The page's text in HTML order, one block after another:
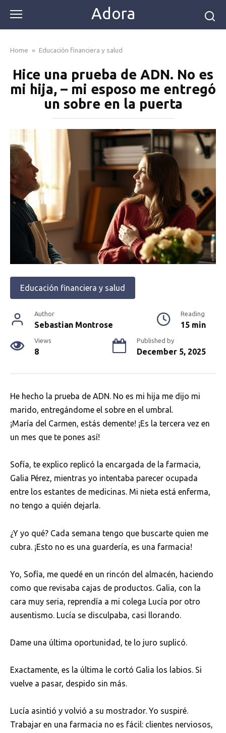
content
Adora
Home » Educación financiera y salud
Hice una prueba de ADN. No es
mi hija, – mi esposo me entregó
un sobre en la puerta
Educación financiera y salud
Author
Sebastian Montrose
Reading
15 min
Views
8
Published by
December 5, 2025
He hecho la prueba de ADN. No es mi hija me dijo mi
marido, entregándome el sobre en el umbral.
¡María del Carmen, estás demente! ¡Es la tercera vez en
un mes que te pones así!
Sofía, te explico replicó la encargada de la farmacia,
Galia Pérez, mientras yo intentaba parecer ocupada
entre los estantes de medicinas. Mi nieta está enferma,
no tengo a quién dejarla.
¿Y yo qué? Cada semana tengo que buscarte quien me
cubra. ¡Esto no es una guardería, es una farmacia!
Yo, Sofía, me quedé en un rincón del almacén, haciendo
como que revisaba cajas de productos. Galia, con la
cara muy seria, reprendía a mi colega Lucía por otro
ausentismo. Lucía se disculpaba, casi llorando.
Dame una última oportunidad, te lo juro suplicó.
Exactamente, es la última le cortó Galia los labios. Si
vuelve a pasar, despido sin más.
Lucía asintió y volvió a su mostrador. Yo suspiré.
Trabajar en una farmacia no es fácil: clientes nerviosos,